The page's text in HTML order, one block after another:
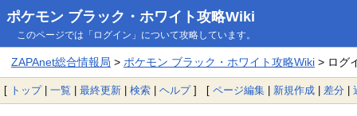
ポケモン ブラック・ホワイト攻略Wiki
このページでは「ログイン」について攻略しています。
ZAPAnet総合情報局 > ポケモン ブラック・ホワイト攻略Wiki> ログ
[ トップ| 一覧 | 最終更新 | 検索 | ヘルプ] [ ページ編集 | 新規作成 | 差分 |